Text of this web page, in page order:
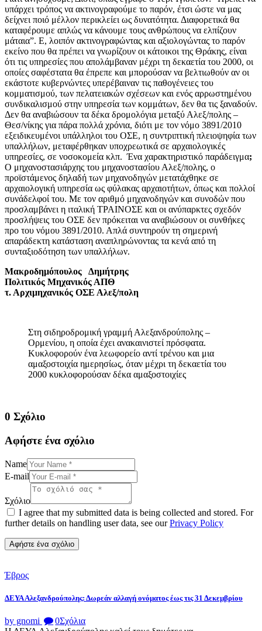
υπάρχει τρόπος να ακτινογραφούμε το παρόν, έτσι ώστε να μας
δείχνει ποιό μέλλον περικλείει ως δυνατότητα. Διαφορετικά θα
καταφέρουμε απλώς να κάνουμε τους ανθρώπους να ελπίζουν
μάταια”. Ε, λοιπόν ακτινογραφώντας και αξιολογώντας το παρόν
εκείνο που θα πρέπει να γνωρίζουν οι κάτοικοι της Θράκης, είναι
ότι τις υπηρεσίες που απολάμβαναν μέχρι τη δεκαετία του 2000, οι
οποίες σαφέστατα θα έπρεπε και μπορούσαν να βελτιωθούν αν οι
εκάστοτε κυβερνώντες υπερέβαιναν τις παθογένειες του
κομματισμού, των πελατειακών σχέσεων και ενός αρρωστημένου
συνδικαλισμού στην υπηρεσία των κομμάτων, δεν θα τις ξαναδούν.
Δεν θα αναβιώσουν τα δέκα δρομολόγια μεταξύ Αλεξ/πολης –
Θεσ/νίκης για πάρα πολλά χρόνια, διότι με τον νόμο 3891/2010
εξειδικευμένοι υπάλληλοι του ΟΣΕ, η συντριπτική πλειοψηφία των
υπαλλήλων, μεταφέρθηκαν υποχρεωτικά σε αρχαιολογικές
υπηρεσίες, σε νοσοκομεία κλπ. Ένα χαρακτηριστικό παράδειγμα;
Ο μηχανοστασιάρχης του μηχανοστασίου Αλεξ/πολης, ο
προϊστάμενος δηλαδή των μηχανοδηγών μετατάχθηκε σε
αρχαιολογική υπηρεσία ως φύλακας αρχαιοτήτων, όπως και πολλοί
συνάδελφοί του. Με τον αριθμό μηχανοδηγών και συνοδών που
προσλαμβάνει η ιταλική ΤΡΑΙΝΟΣΕ και οι ανύπαρκτες σχεδόν
προσλήψεις του ΟΣΕ δεν πρόκειται να αναβιώσουν οι συνθήκες
προ του νόμου 3891/2010. Απλά συντηρούν τη σημερινή
απαράδεκτη κατάσταση αναπληρώνοντας τα κενά από τη
συνταξιοδότηση των υπαλλήλων.
Μακροδημόπουλος Δημήτρης
Πολιτικός Μηχανικός ΑΠΘ
τ. Αρχιμηχανικός ΟΣΕ Αλεξ/πολη
Στη σιδηροδρομική γραμμή Αλεξανδρούπολης –
Ορμενίου, η οποία έχει ανακαινιστεί πρόσφατα.
Κυκλοφορούν ένα λεωφορείο αντί τρένου και μια
αμαξοστοιχία ημερησίως, όταν μέχρι τη δεκαετία του
2000 κυκλοφορούσαν δέκα αμαξοστοιχίες
0 Σχόλιο
Αφήστε ένα σχόλιο
Name
E-mail
Σχόλιο
I agree that my submitted data is being collected and stored. For
further details on handling user data, see ourPrivacy Policy
Έβρος
ΔΕΥΑ Αλεξανδρούπολης: Δωρεάν αλλαγή ονόματος έως τις 31 Δεκεμβρίου
by gnomi 0Σχόλια